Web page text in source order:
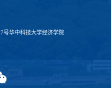
号华中科技大学经济学院